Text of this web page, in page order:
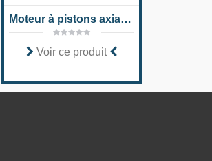
Moteur à pistons axiaux Série A2FE 70
Voir ce produit